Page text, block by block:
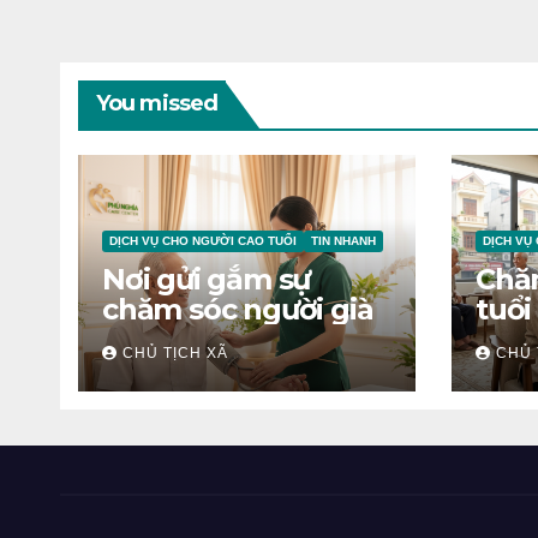
You missed
DỊCH VỤ CHO NGƯỜI CAO TUỔI TIN NHANH
Nơi gửi gắm sự
chăm sóc người già
CHỦ TỊCH XÃ
DỊCH VỤ
tuổi
CHỦ